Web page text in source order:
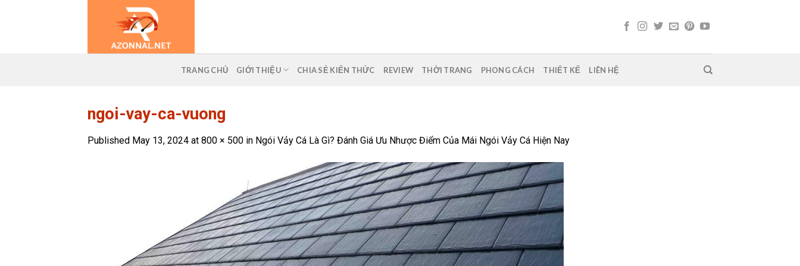
TRANG CHỦ GIỚI THIỆU CHIA SẺ KIẾN THỨC REVIEW THỜI TRANG PHONG CÁCH THIẾT KẾ LIÊN HỆ
ngoi-vay-ca-vuong
Published May 13, 2024 at 800 × 500 in Ngói Vảy Cá Là Gì? Đánh Giá Ưu Nhược Điểm Của Mái Ngói Vảy Cá Hiện Nay